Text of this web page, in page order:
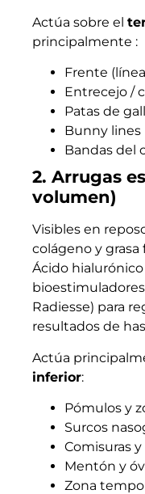
Actúa sobre el
principalmente :
Frente
Entrecejo /
Patas de
Bunny lines
Bandas del
2. Arrugas
volumen)
Visibles en
colágeno y grasa
Ácido
Radiesse) para
resultados de
Actúa
inferior:
Pómulos y
Surcos
Comisuras
Mentón y
Zona